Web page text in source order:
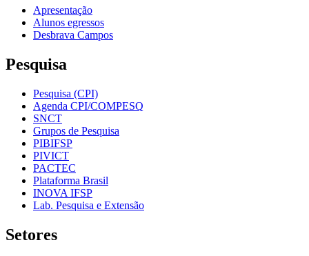
Apresentação
Alunos egressos
Desbrava Campos
Pesquisa
Pesquisa (CPI)
Agenda CPI/COMPESQ
SNCT
Grupos de Pesquisa
PIBIFSP
PIVICT
PACTEC
Plataforma Brasil
INOVA IFSP
Lab. Pesquisa e Extensão
Setores